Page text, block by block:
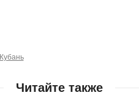
Кубань
Читайте также